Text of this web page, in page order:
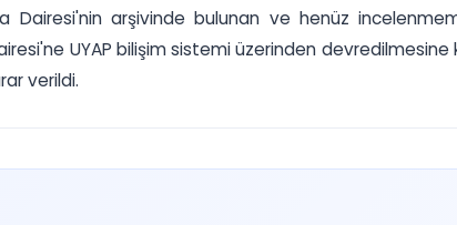
Dairesi'nin arşivinde bulunan ve henüz
UYAP bilişim sistemi üzerinden
verildi.